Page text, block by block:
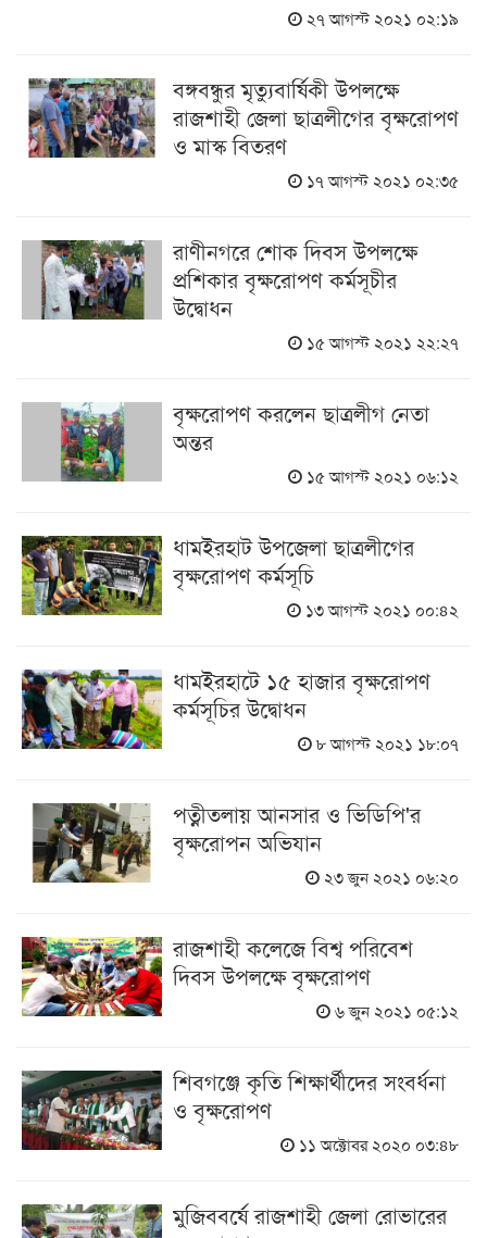
২৭ আগস্ট ২০২১ ০২:১৯
বঙ্গবন্ধুর মৃত্যুবার্ষিকী উপলক্ষে
রাজশাহী জেলা ছাত্রলীগের বৃক্ষরোপণ
ও মাস্ক বিতরণ
১৭ আগস্ট ২০২১ ০২:৩৫
রাণীনগরে শোক দিবস উপলক্ষে
প্রশিকার বৃক্ষরোপণ কর্মসূচীর
উদ্বোধন
১৫ আগস্ট ২০২১ ২২:২৭
বৃক্ষরোপণ করলেন ছাত্রলীগ নেতা
অন্তর
১৫ আগস্ট ২০২১ ০৬:১২
ধামইরহাট উপজেলা ছাত্রলীগের
বৃক্ষরোপণ কর্মসূচি
১৩ আগস্ট ২০২১ ০০:৪২
ধামইরহাটে ১৫ হাজার বৃক্ষরোপণ
কর্মসূচির উদ্বোধন
৮ আগস্ট ২০২১ ১৮:০৭
পত্নীতলায় আনসার ও ভিডিপি'র
বৃক্ষরোপন অভিযান
২৩ জুন ২০২১ ০৬:২০
রাজশাহী কলেজে বিশ্ব পরিবেশ
দিবস উপলক্ষে বৃক্ষরোপণ
৬ জুন ২০২১ ০৫:১২
শিবগঞ্জে কৃতি শিক্ষার্থীদের সংবর্ধনা
ও বৃক্ষরোপণ
১১ অক্টোবর ২০২০ ০৩:৪৮
মুজিববর্ষে রাজশাহী জেলা রোভারের